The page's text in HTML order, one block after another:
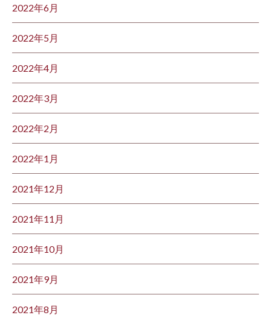
2022年6月
2022年5月
2022年4月
2022年3月
2022年2月
2022年1月
2021年12月
2021年11月
2021年10月
2021年9月
2021年8月